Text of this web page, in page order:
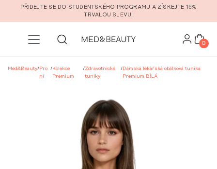
Přeskočit na hlavní obsah
PŘIDEJTE SE DO STUDENTSKÉHO PROGRAMU A ZÍSKEJTE 15%
TRVALOU SLEVU!
0
Med&Beauty/Pro
ni
/Kolekce
Premium
/Zdravotnické
tuniky
/Dámská lékařská obálková tunika
Premium BÍLÁ